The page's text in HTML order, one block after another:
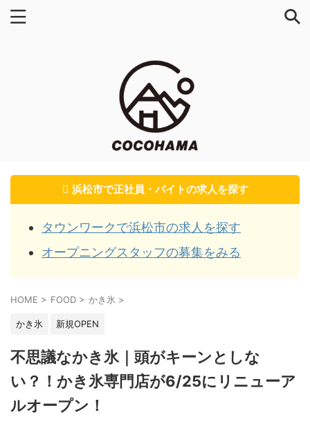
浜松市で正社員・バイトの求人を探す
タウンワークで浜松市の求人を探す
オープニングスタッフの募集をみる
HOME > FOOD > かき氷 >
かき氷 新規OPEN
不思議なかき氷｜頭がキーンとしな
い？！かき氷専門店が6/25にリニューア
ルオープン！